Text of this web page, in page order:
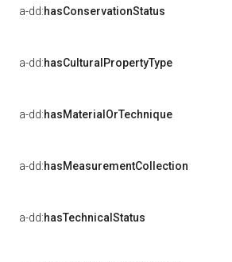
a-dd:hasConservationStatus
a-dd:hasCulturalPropertyType
a-dd:hasMaterialOrTechnique
a-dd:hasMeasurementCollection
a-dd:hasTechnicalStatus